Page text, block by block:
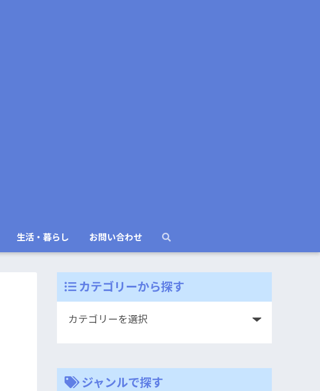
生活・暮らし お問い合わせ
カテゴリーから探す
ジャンルで探す